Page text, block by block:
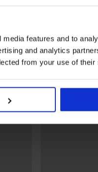
features and to
and analytics
from your use of
šav na stražnjoj strani
75%
ONLY
svidjeti